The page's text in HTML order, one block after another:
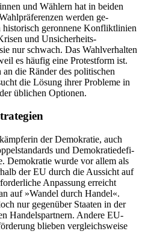
und Wählern hat in beiden
werden ge­
geronnene Konfliktlinien
und Unsicherheits­
nur schwach. Das Wahlverhalten
es häufig eine Protest­form ist.
die Ränder des politischen
die Lösung ihrer Prob­leme in
üblichen Optionen.
der Demokratie, auch
und Demokratie­­defi­
Demokra­tie wurde vor allem als
der EU durch die Aussicht auf
Anpassung erreicht
auf »Wandel durch Han­del«.
nur gegenüber Staaten in der
Handelspartnern. Andere EU-
blieben vergleichsweise